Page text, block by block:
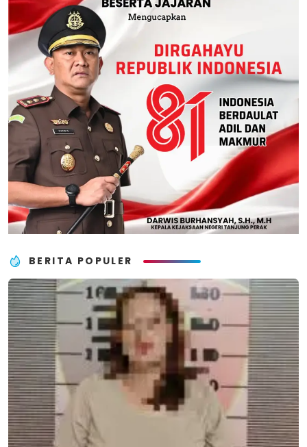
BERITA POPULER